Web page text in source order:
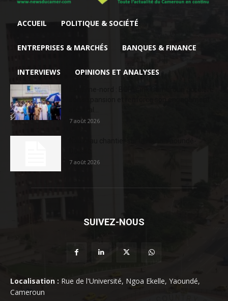
ACCUEIL POLITIQUE & SOCIÉTÉ
ENTREPRISES & MARCHÉS BANQUES & FINANCE
INTERVIEWS OPINIONS ET ANALYSES
7 août 2026
7 août 2026
SUIVEZ-NOUS
Localisation : Rue de l'Université, Ngoa Ekelle, Yaoundé,
Cameroun